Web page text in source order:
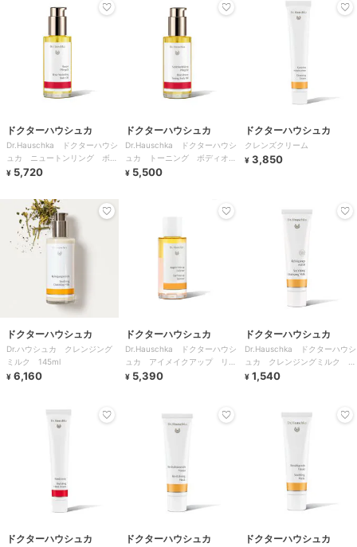
ドクターハウシュカ
Dr.Hauschka ドクターハウシ
ュカ ニュートンリング ボデ
ィオイル ローズ
¥ 5,720
ドクターハウシュカ
Dr.Hauschka ドクターハウシ
ュカ トーニング ボディオイ
ル ブラックソーン
¥ 5,500
ドクターハウシュカ
クレンズクリーム
¥ 3,850
ドクターハウシュカ
Dr.ハウシュカ クレンジング
ミルク 145ml
¥ 6,160
ドクターハウシュカ
Dr.Hauschka ドクターハウシ
ュカ アイメイクアップ リム
ーバー
¥ 5,390
ドクターハウシュカ
Dr.Hauschka ドクターハウシ
ュカ クレンジングミルク
30ml
¥ 1,540
ドクターハウシュカ ドクターハウシュカ ドクターハウシュカ